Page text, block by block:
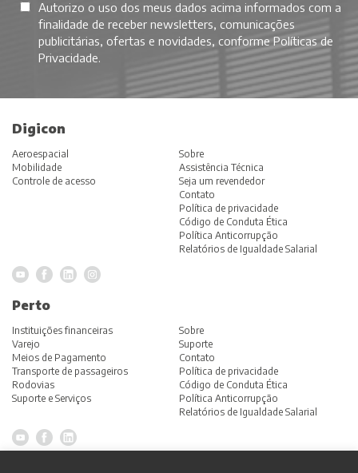
Autorizo o uso dos meus dados acima informados com a
finalidade de receber newsletters, comunicações
publicitárias, ofertas e novidades, conformePolíticas de
Privacidade
Digicon
Aeroespacial
Mobilidade
Controle de acesso
Sobre
Assistência Técnica
Seja um revendedor
Contato
Política de privacidade
Código de Conduta Ética
Política Anticorrupção
Relatórios de Igualdade Salarial
Perto
Instituições financeiras
Varejo
Meios de Pagamento
Transporte de passageiros
Rodovias
Suporte e Serviços
Sobre
Suporte
Contato
Política de privacidade
Código de Conduta Ética
Política Anticorrupção
Relatórios de Igualdade Salarial